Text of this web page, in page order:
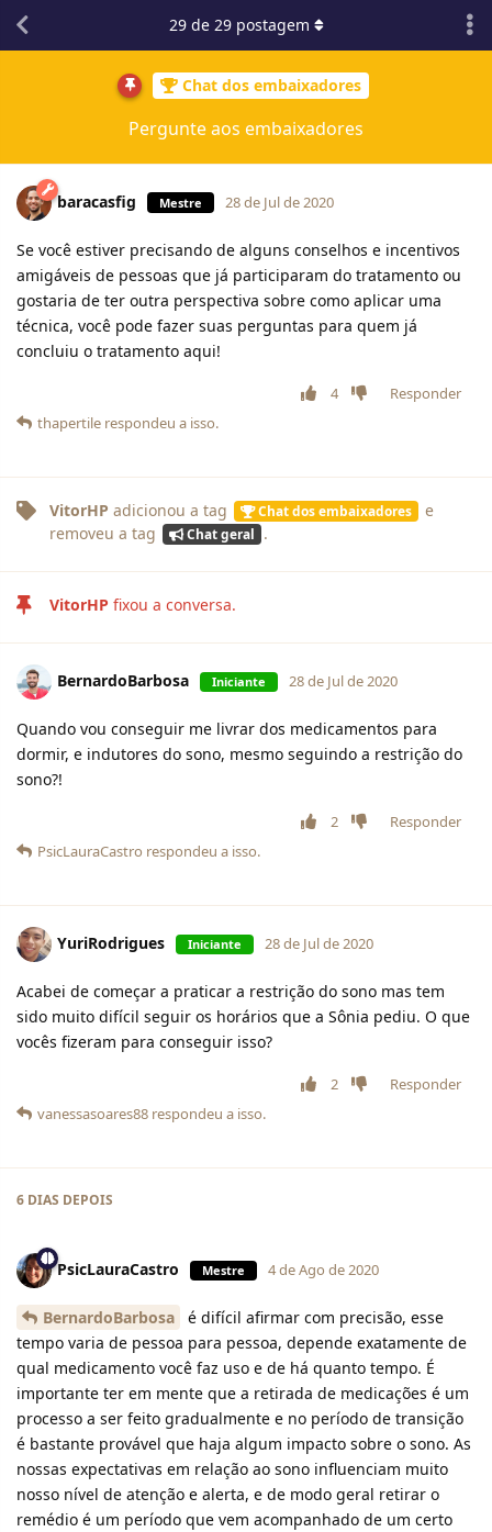
Chat dos embaixadores
Pergunte aos embaixadores
29de 29postagem
baracasfig Mestre 28 de Jul de 2020
Se você estiver precisando de alguns conselhos e incentivos
amigáveis de pessoas que já participaram do tratamento ou
gostaria de ter outra perspectiva sobre como aplicar uma
técnica, você pode fazer suas perguntas para quem já
concluiu o tratamento aqui!
4
Responder
thapertile respondeu a isso.
VitorHP adicionou a tag Chat dos embaixadores
e
removeu a tag Chat geral .
VitorHP fixou a conversa.
BernardoBarbosa Iniciante 28 de Jul de 2020
Quando vou conseguir me livrar dos medicamentos para
dormir, e indutores do sono, mesmo seguindo a restrição do
sono?!
2
Responder
PsicLauraCastro respondeu a isso.
YuriRodrigues Iniciante 28 de Jul de 2020
Acabei de começar a praticar a restrição do sono mas tem
sido muito difícil seguir os horários que a Sônia pediu. O que
vocês fizeram para conseguir isso?
2
Responder
vanessasoares88 respondeu a isso.
6 DIAS DEPOIS
PsicLauraCastro Mestre 4 de Ago de 2020
BernardoBarbosa
é difícil afirmar com precisão, esse
tempo varia de pessoa para pessoa, depende exatamente de
qual medicamento você faz uso e de há quanto tempo. É
importante ter em mente que a retirada de medicações é um
processo a ser feito gradualmente e no período de transição
é bastante provável que haja algum impacto sobre o sono. As
nossas expectativas em relação ao sono influenciam muito
nosso nível de atenção e alerta, e de modo geral retirar o
remédio é um período que vem acompanhado de um certo